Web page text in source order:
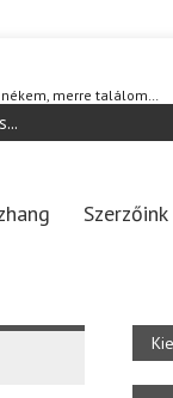
nékem, merre találom…
Szerzőink